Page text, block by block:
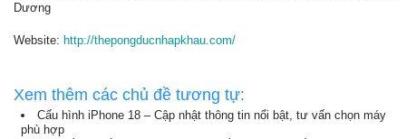
Dương
Website: http://thepongducnhapkhau.com/
Xem thêm các chủ đề tương tự:
Cấu hình iPhone 18 – Cập nhật thông tin nổi bật, tư vấn chọn máy
phù hợp